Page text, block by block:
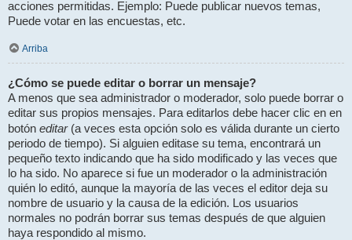
acciones permitidas. Ejemplo: Puede publicar nuevos temas,
Puede votar en las encuestas, etc.
Arriba
¿Cómo se puede editar o borrar un mensaje?
A menos que sea administrador o moderador, solo puede borrar o
editar sus propios mensajes. Para editarlos debe hacer clic en en
botón editar(a veces esta opción solo es válida durante un cierto
periodo de tiempo). Si alguien editase su tema, encontrará un
pequeño texto indicando que ha sido modificado y las veces que
lo ha sido. No aparece si fue un moderador o la administración
quién lo editó, aunque la mayoría de las veces el editor deja su
nombre de usuario y la causa de la edición. Los usuarios
normales no podrán borrar sus temas después de que alguien
haya respondido al mismo.